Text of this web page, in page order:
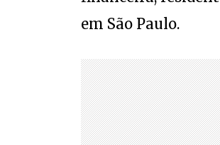
em São Paulo.
Atualmente,
até o nascimento
Any. “Temos por
gestação com